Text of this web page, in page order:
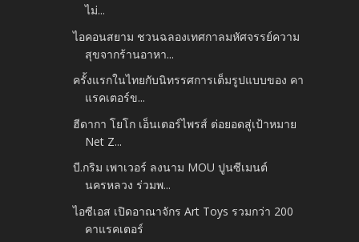
ไม่...
ไอคอนสยาม ชวนฉลองเทศกาลมหัศจรรย์ความ
สุขจากร้านอาหา...
ครั้งแรกในไทยกับนิทรรศการเต็มรูปแบบของ คา
แรคเตอร์ข...
ฮีดากา โยโก เอ็นเตอร์ไพรส์ ต่อยอดสู่เป้าหมาย
Net Z...
บี.กริม เพาเวอร์ ลงนาม MOU ปูนซีเมนต์
นครหลวง ร่วมพ...
ไอซีเอส เปิดอาณาจักร Art Toys รวมกว่า 200
คาแรคเตอร์